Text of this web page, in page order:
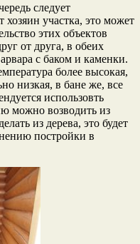
следует
хозяин участка, это может
этих объектов
от друга, в обеих
с баком и каменки.
более высокая,
низкая, в бане же, все
использовть
можно возводить из
из дерева, это будет
постройки в